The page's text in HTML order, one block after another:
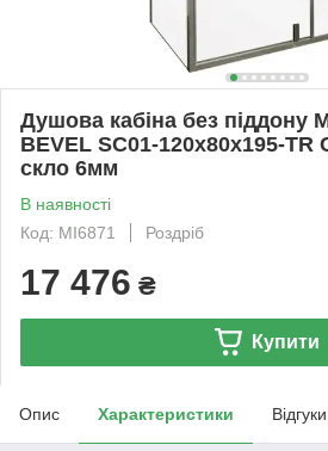
Душова кабіна без піддону
BEVEL SC01-120x80x195-TR
скло 6мм
В наявності
Код: MI6871
Роздріб
17 476 ₴
Купити
Опис Характеристики